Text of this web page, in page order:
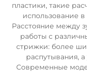
пластики, такие
использование
Расстояние между
работы с
стрижки: более
распутывания,
Современные